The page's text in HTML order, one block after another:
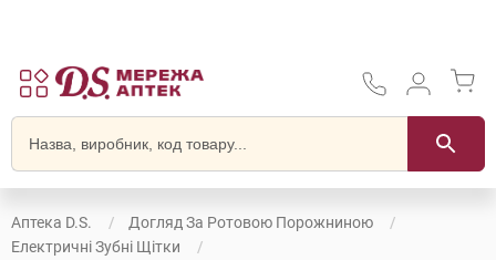
Аптека D.S.
Догляд За Ротовою Порожниною
Електричні Зубні Щітки